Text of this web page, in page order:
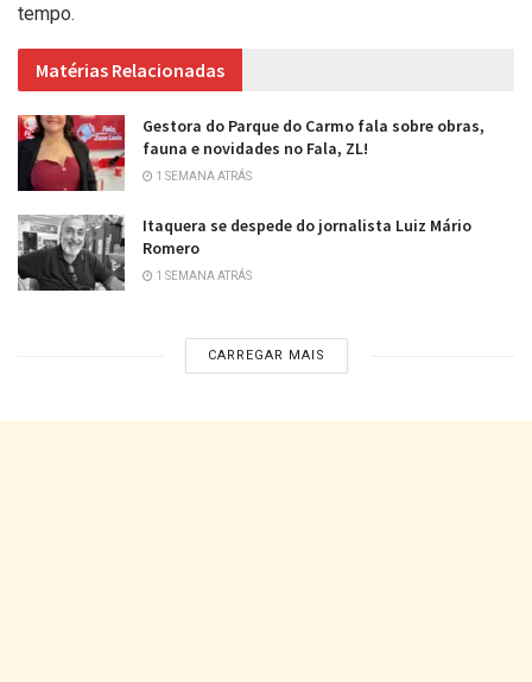
tempo.
Matérias Relacionadas
Gestora do Parque do Carmo fala sobre obras,
fauna e novidades no Fala, ZL!
1 SEMANA ATRÁS
Itaquera se despede do jornalista Luiz Mário
Romero
1 SEMANA ATRÁS
CARREGAR MAIS